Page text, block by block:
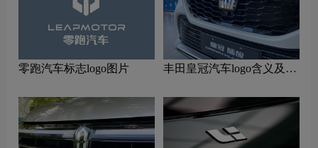
零跑汽车标志logo图片
丰田皇冠汽车logo含义及汽